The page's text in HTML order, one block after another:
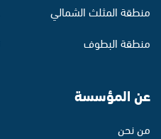
منطقة المثلث الشمالي
منطقة البطوف
عن المؤسسة
من نحن